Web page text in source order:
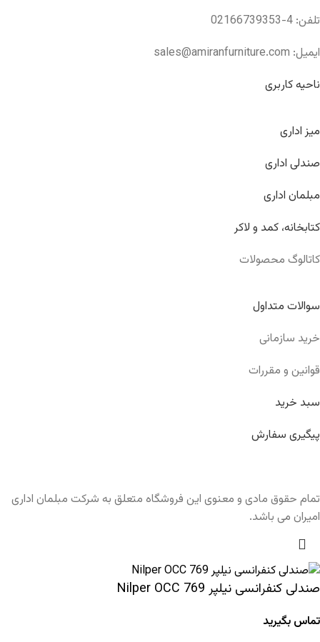
تلفن: 4-02166739353
ایمیل: sales@amiranfurniture.com
ناحیه کاربری
میز اداری
صندلی اداری
مبلمان اداری
کتابخانه، کمد و لاکر
کاتالوگ محصولات
سوالات متداول
خرید سازمانی
قوانین و مقررات
سبد خرید
پیگیری سفارش
تمام حقوق مادی و معنوی این فروشگاه متعلق به شرکت مبلمان اداری
امیران می باشد.
صندلی کنفرانسی نیلپر Nilper OCC 769
تماس بگیرید